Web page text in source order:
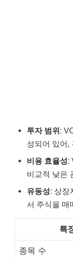
투자 범위:
성되어 있어,
비용 효율성:
비교적 낮은
유동성: 상장
서 주식을 매
특
종목 수